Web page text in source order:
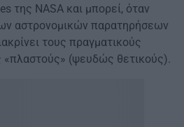
της NASA και μπορεί, όταν
αστρονομικών παρατηρήσεων
τους πραγματικούς
(ψευδώς θετικούς).